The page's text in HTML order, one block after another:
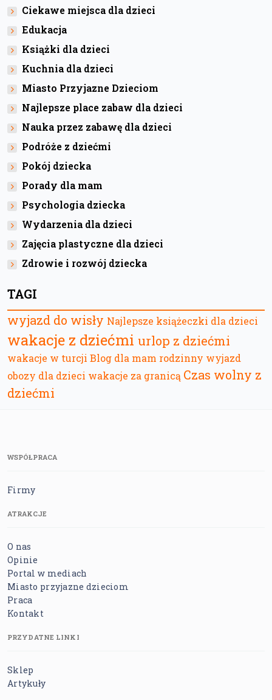
Ciekawe miejsca dla dzieci
Edukacja
Książki dla dzieci
Kuchnia dla dzieci
Miasto Przyjazne Dzieciom
Najlepsze place zabaw dla dzieci
Nauka przez zabawę dla dzieci
Podróże z dziećmi
Pokój dziecka
Porady dla mam
Psychologia dziecka
Wydarzenia dla dzieci
Zajęcia plastyczne dla dzieci
Zdrowie i rozwój dziecka
TAGI
wyjazd do wisły Najlepsze książeczki dla dzieci
wakacje z dziećmi urlop z dziećmi
wakacje w turcji Blog dla mam rodzinny wyjazd
obozy dla dzieci wakacje za granicą Czas wolny z
dziećmi
WSPÓŁPRACA
Firmy
ATRAKCJE
O nas
Opinie
Portal w mediach
Miasto przyjazne dzieciom
Praca
Kontakt
PRZYDATNE LINKI
Sklep
Artykuły